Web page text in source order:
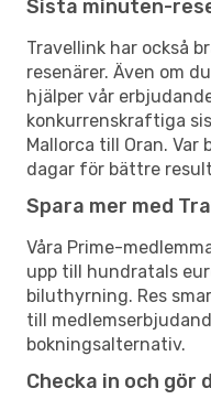
Sista minuten-
Travellink har också
resenärer. Även om
hjälper vår
konkurrenskraftiga
Mallorca till Oran. Var
dagar för bättre
Spara mer med
Våra Prime-
upp till hundratals
biluthyrning. Res
till
bokningsalternativ.
Checka in och gör